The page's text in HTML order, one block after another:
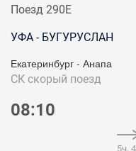
Поезд 290Е
УФА - БУГУРУСЛАН
Екатеринбург - Анапа
СК скорый поезд
08:10
5ч.